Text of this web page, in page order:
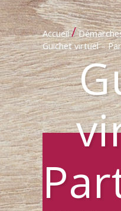
Accueil /
Guichet virtuel –